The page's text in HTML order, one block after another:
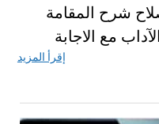
شرح المقامة
مع الاجابة
إقرأ المزيد